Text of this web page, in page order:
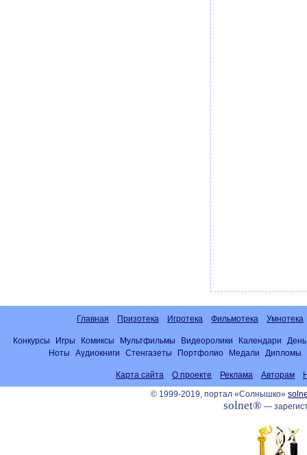
Главная Призотека Игротека Фильмотека Умнотека
Конкурсы Игры Комиксы Мультфильмы Видеоролики Календари
Ноты
Аудиокниги Стенгазеты Портфолио Медали Дипломы
Карта сайта О проекте Реклама Авторам
© 1999-2019, портал «Солнышко»
solnet®—